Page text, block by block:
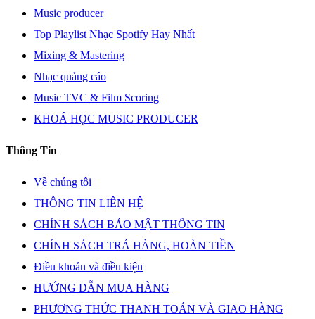
Music producer
Top Playlist Nhạc Spotify Hay Nhất
Mixing & Mastering
Nhạc quảng cáo
Music TVC & Film Scoring
KHOÁ HỌC MUSIC PRODUCER
Thông Tin
Về chúng tôi
THÔNG TIN LIÊN HỆ
CHÍNH SÁCH BẢO MẬT THÔNG TIN
CHÍNH SÁCH TRẢ HÀNG, HOÀN TIỀN
Điều khoản và điều kiện
HƯỚNG DẪN MUA HÀNG
PHƯƠNG THỨC THANH TOÁN VÀ GIAO HÀNG